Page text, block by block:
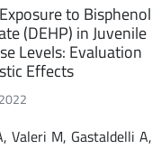
to Bisphenol
(DEHP) in Juvenile
Levels: Evaluation
Effects
Valeri M, Gastaldelli A,